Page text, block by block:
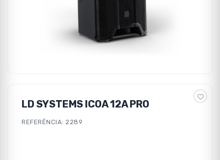
LD SYSTEMS ICOA 12A PRO
REFERÊNCIA: 2289